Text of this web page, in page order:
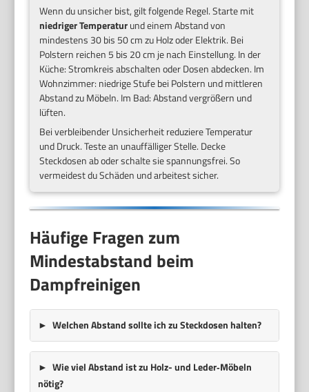
Wenn du unsicher bist, gilt folgende Regel. Starte mit
niedriger Temperaturund einem Abstand von
mindestens 30 bis 50 cm zu Holz oder Elektrik. Bei
Polstern reichen 5 bis 20 cm je nach Einstellung. In der
Küche: Stromkreis abschalten oder Dosen abdecken. Im
Wohnzimmer: niedrige Stufe bei Polstern und mittleren
Abstand zu Möbeln. Im Bad: Abstand vergrößern und
lüften.
Bei verbleibender Unsicherheit reduziere Temperatur
und Druck. Teste an unauffälliger Stelle. Decke
Steckdosen ab oder schalte sie spannungsfrei. So
vermeidest du Schäden und arbeitest sicher.
Häufige Fragen zum
Mindestabstand beim
Dampfreinigen
Welchen Abstand sollte ich zu Steckdosen halten?
Wie viel Abstand ist zu Holz- und Leder‑Möbeln
nötig?